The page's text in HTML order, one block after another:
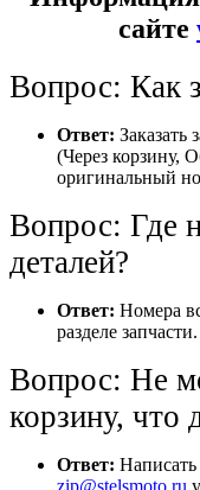
сайте
Вопрос: Как
Ответ: Заказать
(Через корзину,
оригинальный
Вопрос: Где
деталей?
Ответ: Номера
разделе запчасти.
Вопрос: Не
корзину, что
Ответ:
zip@stelsmoto.ru